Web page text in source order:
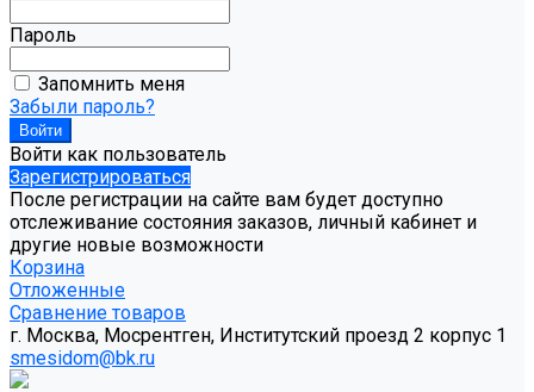
Пароль
Запомнить меня
Забыли пароль?
Войти как пользователь
Зарегистрироваться
После регистрации на сайте вам будет доступно
отслеживание состояния заказов, личный кабинет и
другие новые возможности
Корзина
Отложенные
Сравнение товаров
г. Москва, Мосрентген, Институтский проезд 2 корпус 1
smesidom@bk.ru